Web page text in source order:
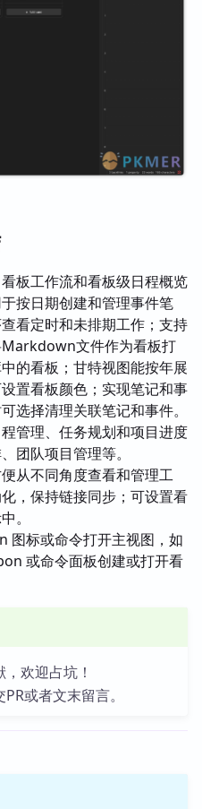
板工作流和看板级日程概览
按日期创建和管理事件笔
看定时和未排期工作；支持
文件作为看板打
的看板；甘特视图能按年展
置看板颜色；实现笔记和事
选择清理关联笔记和事件。
管理、任务规划和项目进度
团队项目管理等。
从不同角度查看和管理工
，保持链接同步；可设置看
。
图标或命令打开主视图，如
或命令面板创建或打开看
欢迎占坑！
或者文末留言。